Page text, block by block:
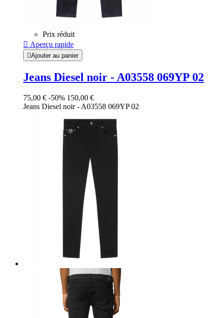
Prix réduit
 Aperçu rapide
Ajouter au panier
Jeans Diesel noir - A03558 069YP 02
75,00 € -50% 150,00 €
Jeans Diesel noir - A03558 069YP 02